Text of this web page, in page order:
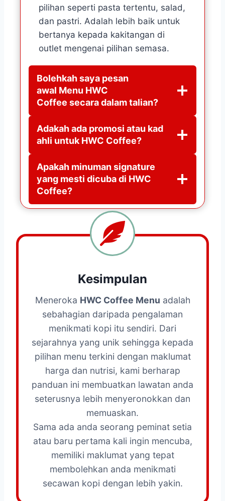
pilihan seperti pasta tertentu, salad,
dan pastri. Adalah lebih baik untuk
bertanya kepada kakitangan di
outlet mengenai pilihan semasa.
Bolehkah saya pesan
awal Menu HWC
Coffee secara dalam talian?
Adakah ada promosi atau kad
ahli untuk HWC Coffee?
Apakah minuman signature
yang mesti dicuba di HWC
Coffee?
Kesimpulan
Meneroka HWC Coffee Menu adalah
sebahagian daripada pengalaman
menikmati kopi itu sendiri. Dari
sejarahnya yang unik sehingga kepada
pilihan menu terkini dengan maklumat
harga dan nutrisi, kami berharap
panduan ini membuatkan lawatan anda
seterusnya lebih menyeronokkan dan
memuaskan.
Sama ada anda seorang peminat setia
atau baru pertama kali ingin mencuba,
memiliki maklumat yang tepat
membolehkan anda menikmati
secawan kopi dengan lebih yakin.